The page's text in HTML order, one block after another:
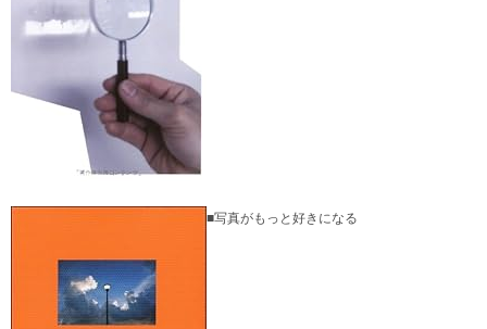
■写真がもっと好きになる